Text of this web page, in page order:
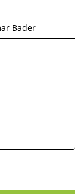
Bader